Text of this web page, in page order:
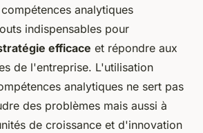
analytiques
indispensables pour
efficace et répondre aux
de l'entreprise. L'utilisation
analytiques ne sert pas
des problèmes mais aussi à
de croissance et d'innovation